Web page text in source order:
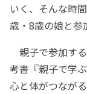
いく、そんな時
歳・8歳の娘と参
親子で参加す
考書『親子で学
心と体がつなが